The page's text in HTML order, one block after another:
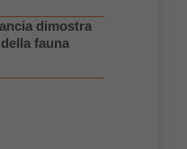
dimostra
fauna